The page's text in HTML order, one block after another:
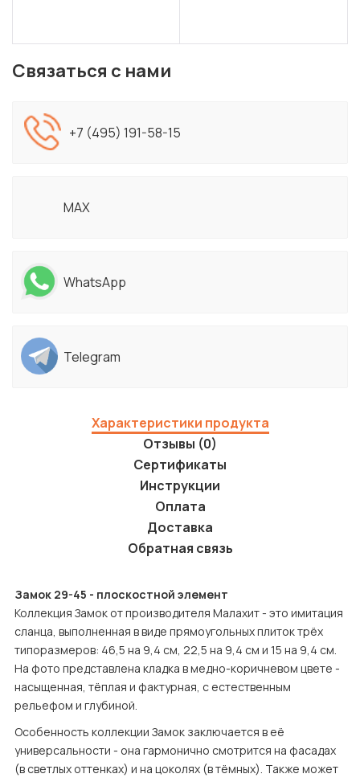
Связаться с нами
+7 (495) 191-58-15
MAX
WhatsApp
Telegram
Характеристики продукта
Отзывы (0)
Сертификаты
Инструкции
Оплата
Доставка
Обратная связь
Замок 29-45 - плоскостной элемент
Коллекция Замок от производителя Малахит - это имитация
сланца, выполненная в виде прямоугольных плиток трёх
типоразмеров: 46,5 на 9,4 см, 22,5 на 9,4 см и 15 на 9,4 см.
На фото представлена кладка в медно-коричневом цвете -
насыщенная, тёплая и фактурная, с естественным
рельефом и глубиной.
Особенность коллекции Замок заключается в её
универсальности - она гармонично смотрится на фасадах
(в светлых оттенках) и на цоколях (в тёмных). Также может